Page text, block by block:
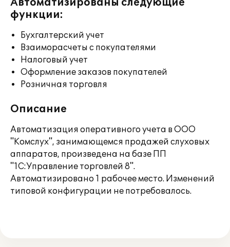
Автоматизированы следующие
функции:
Бухгалтерский учет
Взаиморасчеты с покупателями
Налоговый учет
Оформление заказов покупателей
Розничная торговля
Описание
Автоматизация оперативного учета в ООО
"Комслух", занимающемся продажей слуховых
аппаратов, произведена на базе ПП
"1С:Управление торговлей 8".
Автоматизировано 1 рабочее место. Изменений
типовой конфигурации не потребовалось.